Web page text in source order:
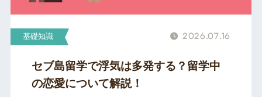
基礎知識 2026.07.16
セブ島留学で浮気は多発する？留学中
の恋愛について解説！